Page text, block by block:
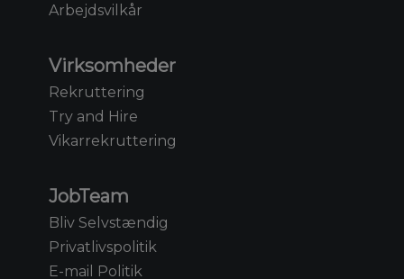
Arbejdsvilkår
Virksomheder
Rekruttering
Try and Hire
Vikarrekruttering
JobTeam
Bliv Selvstændig
Privatlivspolitik
E-mail Politik